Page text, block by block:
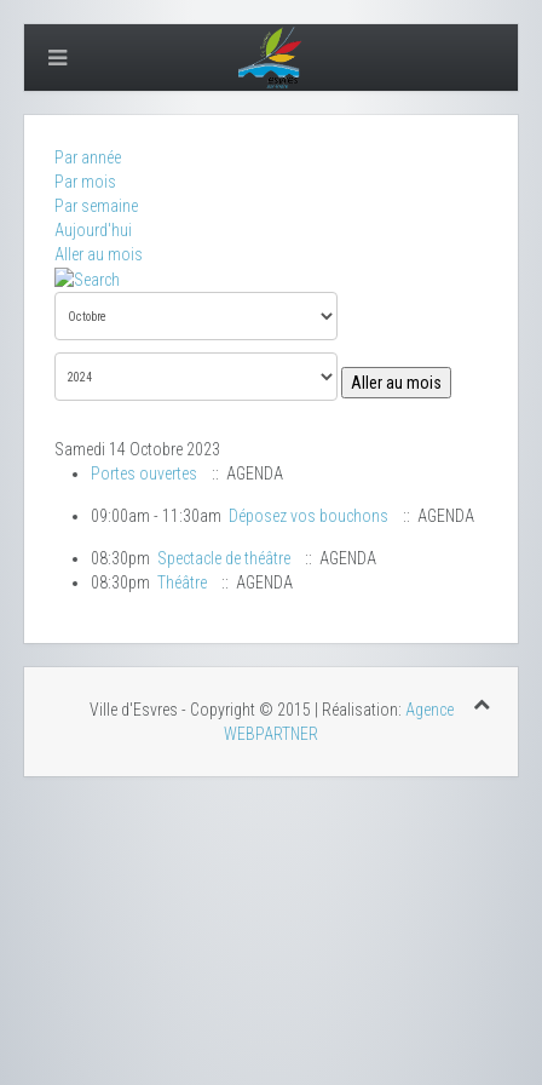
Par année
Par mois
Par semaine
Aujourd'hui
Aller au mois
Aller au mois
Samedi 14 Octobre 2023
Portes ouvertes
:: AGENDA
09:00am - 11:30am Déposez vos bouchons :: AGENDA
08:30pm Spectacle de théâtre
:: AGENDA
08:30pm Théâtre :: AGENDA
Ville d'Esvres - Copyright © 2015 | Réalisation: Agence
WEBPARTNER